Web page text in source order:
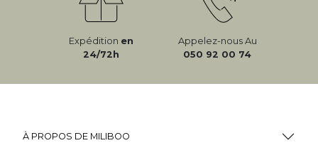
Expédition en
24/72h
Appelez-nous Au
050 92 00 74
À PROPOS DE MILIBOO